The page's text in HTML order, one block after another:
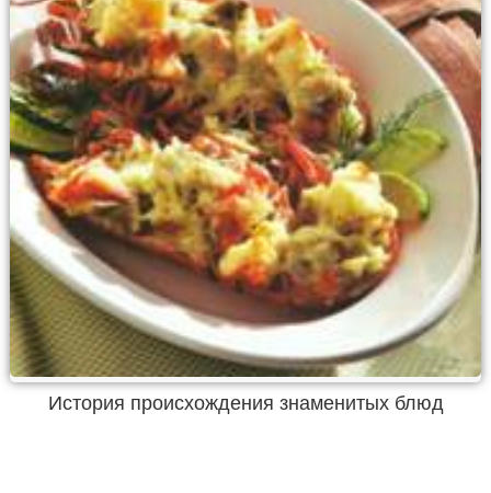
История происхождения знаменитых блюд